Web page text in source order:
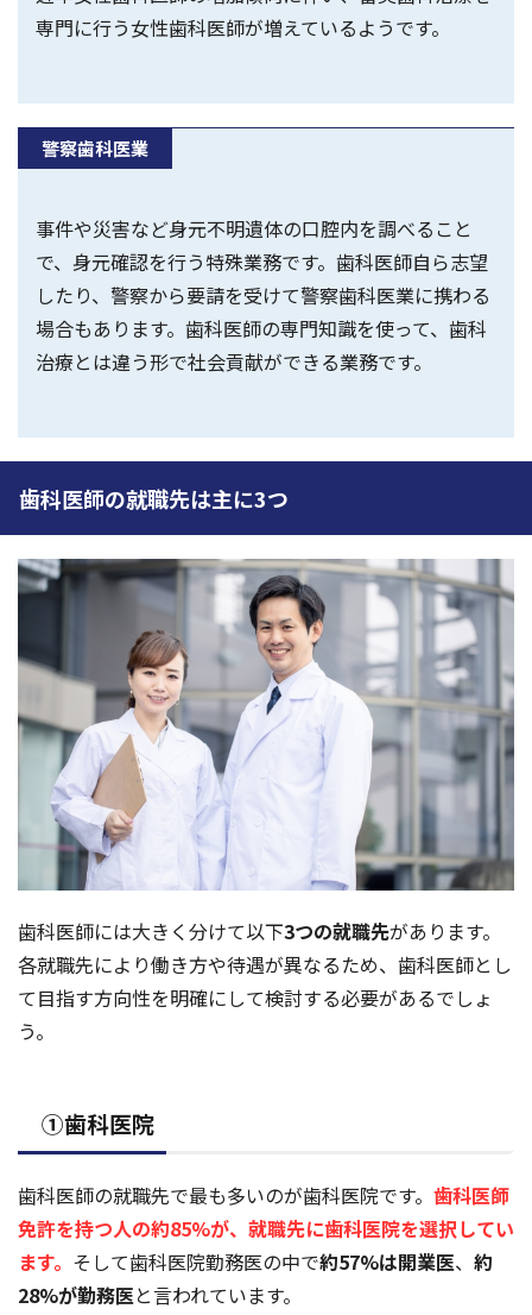
専門に行う女性歯科医師が増えているようです。
警察歯科医業
事件や災害など身元不明遺体の口腔内を調べること
で、身元確認を行う特殊業務です。歯科医師自ら志望
したり、警察から要請を受けて警察歯科医業に携わる
場合もあります。歯科医師の専門知識を使って、歯科
治療とは違う形で社会貢献ができる業務です。
歯科医師の就職先は主に3つ
歯科医師には大きく分けて以下3つの就職先があります。
各就職先により働き方や待遇が異なるため、歯科医師とし
て目指す方向性を明確にして検討する必要があるでしょ
う。
①歯科医院
歯科医師の就職先で最も多いのが歯科医院です。 歯科医師
免許を持つ人の約85%が、就職先に歯科医院を選択してい
ます。 そして歯科医院勤務医の中で約57%は開業医、 約
28%が勤務医と言われています。